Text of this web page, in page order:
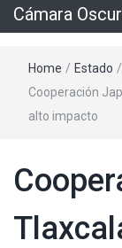
Cámara
Home / Estado /
Cooperación
alto impacto